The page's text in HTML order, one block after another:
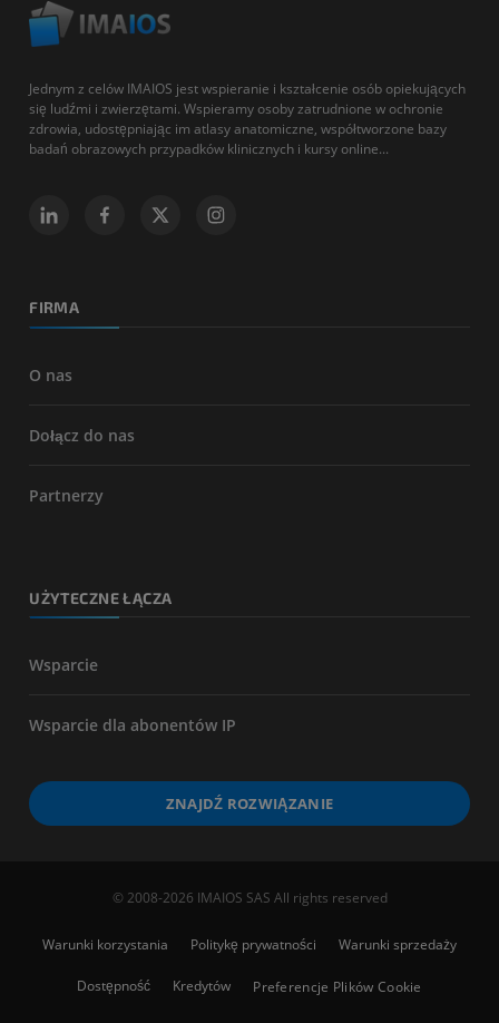
Jednym z celów IMAIOS jest wspieranie i kształcenie osób opiekujących
się ludźmi i zwierzętami. Wspieramy osoby zatrudnione w ochronie
zdrowia, udostępniając im atlasy anatomiczne, współtworzone bazy
badań obrazowych przypadków klinicznych i kursy online...
FIRMA
O nas
Dołącz do nas
Partnerzy
UŻYTECZNE ŁĄCZA
Wsparcie
Wsparcie dla abonentów IP
ZNAJDŹ ROZWIĄZANIE
© 2008-2026 IMAIOS SAS All rights reserved
Warunki korzystania Politykę prywatności Warunki sprzedaży
Dostępność Kredytów Preferencje Plików Cookie